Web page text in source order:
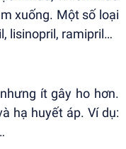
xuống. Một số loại
lisinopril, ramipril…
ít gây ho hơn.
hạ huyết áp. Ví dụ: